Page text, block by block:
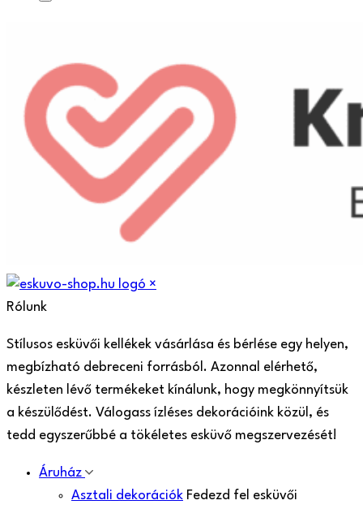
×
Rólunk
Stílusos esküvői kellékek vásárlása és bérlése egy helyen,
megbízható debreceni forrásból. Azonnal elérhető,
készleten lévő termékeket kínálunk, hogy megkönnyítsük
a készülődést. Válogass ízléses dekorációink közül, és
tedd egyszerűbbé a tökéletes esküvő megszervezését!
Áruház
Asztali dekorációk Fedezd fel esküvői